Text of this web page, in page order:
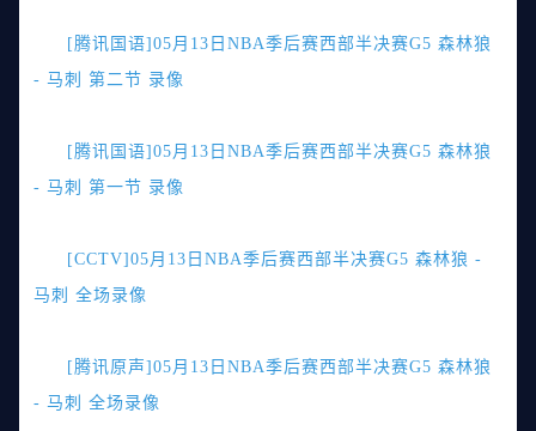
[腾讯国语]05月13日NBA季后赛西部半决赛G5 森林狼
- 马刺 第二节 录像
[腾讯国语]05月13日NBA季后赛西部半决赛G5 森林狼
- 马刺 第一节 录像
[CCTV]05月13日NBA季后赛西部半决赛G5 森林狼 -
马刺 全场录像
[腾讯原声]05月13日NBA季后赛西部半决赛G5 森林狼
- 马刺 全场录像